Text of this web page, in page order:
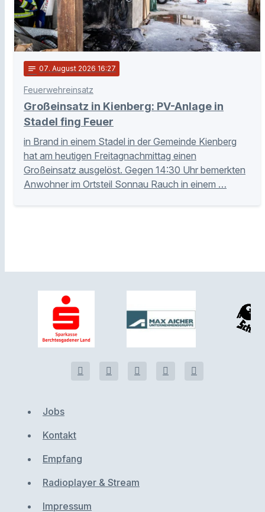
notes 07. August 2026 16:27
Feuerwehreinsatz
Großeinsatz in Kienberg: PV-Anlage in
Stadel fing Feuer
in Brand in einem Stadel in der Gemeinde Kienberg
hat am heutigen Freitagnachmittag einen
Großeinsatz ausgelöst. Gegen 14:30 Uhr bemerkten
Anwohner im Ortsteil Sonnau Rauch in einem …
Jobs
Kontakt
Empfang
Radioplayer & Stream
Impressum